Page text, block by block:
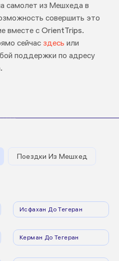
самолет из Мешхеда в
совершить это
вместе с OrientTrips.
сейчас здесь или
поддержки по адресу
Поездки Из Мешхед
Исфахан До Тегеран
Керман До Тегеран